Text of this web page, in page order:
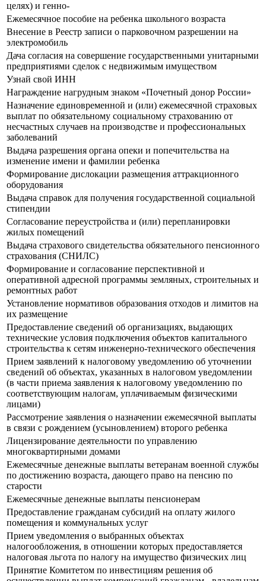
целях) и генно-
Ежемесячное пособие на ребенка школьного возраста
Внесение в Реестр записи о парковочном разрешении на
электромобиль
Дача согласия на совершение государственными унитарными
предприятиями сделок с недвижимым имуществом
Узнай свой ИНН
Награждение нагрудным знаком «Почетный донор России»
Назначение единовременной и (или) ежемесячной страховых
выплат по обязательному социальному страхованию от
несчастных случаев на производстве и профессиональных
заболеваний
Выдача разрешения органа опеки и попечительства на
изменение имени и фамилии ребенка
Формирование дислокации размещения аттракционного
оборудования
Выдача справок для получения государственной социальной
стипендии
Согласование переустройства и (или) перепланировки
жилых помещений
Выдача страхового свидетельства обязательного пенсионного
страхования (СНИЛС)
Формирование и согласование перспективной и
оперативной адресной программы земляных, строительных и
ремонтных работ
Установление нормативов образования отходов и лимитов на
их размещение
Предоставление сведений об организациях, выдающих
технические условия подключения объектов капитального
строительства к сетям инженерно-технического обеспечения
Прием заявлений к налоговому уведомлению об уточнении
сведений об объектах, указанных в налоговом уведомлении
(в части приема заявления к налоговому уведомлению по
соответствующим налогам, уплачиваемым физическими
лицами)
Рассмотрение заявления о назначении ежемесячной выплаты
в связи с рождением (усыновлением) второго ребенка
Лицензирование деятельности по управлению
многоквартирными домами
Ежемесячные денежные выплаты ветеранам военной службы
по достижению возраста, дающего право на пенсию по
старости
Ежемесячные денежные выплаты пенсионерам
Предоставление гражданам субсидий на оплату жилого
помещения и коммунальных услуг
Прием уведомления о выбранных объектах
налогообложения, в отношении которых предоставляется
налоговая льгота по налогу на имущество физических лиц
Принятие Комитетом по инвестициям решения об